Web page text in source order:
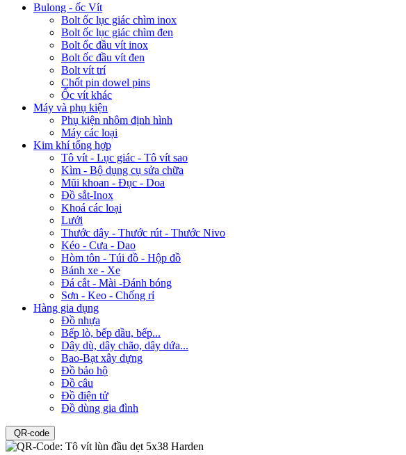
Bulong - ốc Vít
Bolt ốc lục giác chìm inox
Bolt ốc lục giác chìm đen
Bolt ốc đầu vít inox
Bolt ốc đầu vít đen
Bolt vít trí
Chốt pin dowel pins
Ốc vít khác
Máy và phụ kiện
Phụ kiện nhôm định hình
Máy các loại
Kim khí tổng hợp
Tô vít - Lục giác - Tô vít sao
Kìm - Bộ dụng cụ sửa chữa
Mũi khoan - Đục - Doa
Đồ sắt-Inox
Khoá các loại
Lưới
Thước dây - Thước rút - Thước Nivo
Kéo - Cưa - Dao
Hòm tôn - Túi đồ - Hộp đồ
Bánh xe - Xe
Đá cắt - Mài -Đánh bóng
Sơn - Keo - Chống rỉ
Hàng gia dụng
Đồ nhựa
Bếp lò, bếp dầu, bếp...
Dây dù, dây chão, dây dứa...
Bao-Bạt xây dựng
Đồ bảo hộ
Đồ câu
Đồ điện tử
Đồ dùng gia đình
QR-code